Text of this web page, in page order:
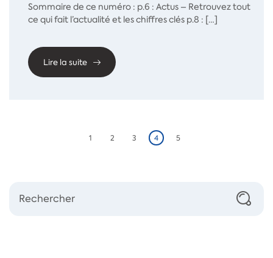
Sommaire de ce numéro : p.6 : Actus – Retrouvez tout
ce qui fait l’actualité et les chiffres clés p.8 : […]
Lire la suite
1 2 3 4 5